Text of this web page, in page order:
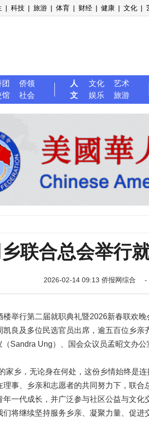
| 科技 | 旅游 | 体育 | 财经 | 健康 | 文化 |
侨领
馆
社会
人
文
文化
艺术
娱乐
旅游
联合总会举行
2026-02-14 09:13 侨报网综合
举行第二届就职典礼暨2026新春联欢
良及多位民选官员出席，逾五百位乡亲
Sandra Ung）、国会众议员孟昭文办
家乡，无论身在何处，这份乡情始终是
事、乡亲和志愿者的共同努力下，联合
一代成长，并广泛参与社区公益与文化
将继续坚持服务乡亲、凝聚力量、促进